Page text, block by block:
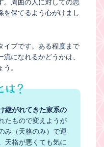
。周囲の人に対しての思
を保てるよう心がけまし
イプです。ある程度まで
になれるかどうかは、
。
継がれてきた家系の
たもので変えようが
み（天格のみ）で運
天格が悪くても気に